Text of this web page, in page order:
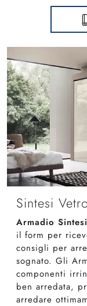
Sintesi
Armadio
il form per
consigli per
sognato. Gli
componenti
ben arredata,
arredare